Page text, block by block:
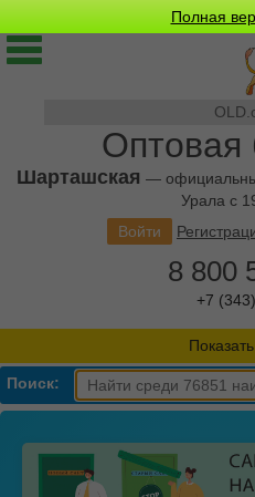
Полная
Шарташская —
Урала с
Войти
8 800
+7
Поиск: